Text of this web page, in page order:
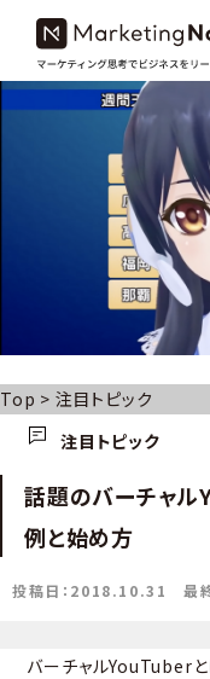
Top > 注目トピック
注目トピック
話題のバーチャ
例と始め方
投稿日：2018.10.31 最
バーチャルYouTuberと